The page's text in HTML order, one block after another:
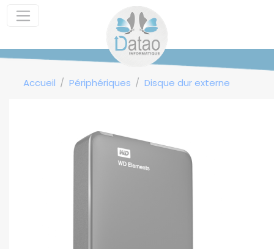
Accueil Périphériques Disque dur externe
Panneau de gestion des cookies